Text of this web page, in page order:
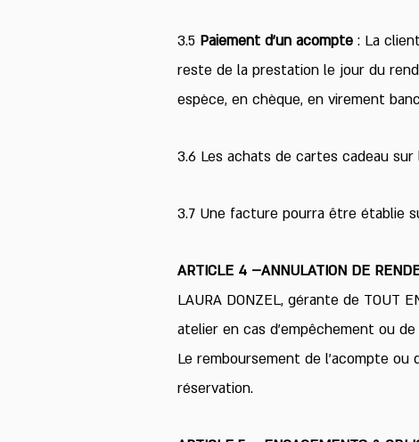
3.5 Paiement d’un acompte : La
reste de la prestation le jour du
espèce, en chèque, en virement
3.6 Les achats de cartes cadeau
3.7 Une facture pourra être établie
ARTICLE 4 –ANNULATION DE
LAURA DONZEL, gérante de TOUT
atelier en cas d’empêchement ou de
Le remboursement de l’acompte
réservation.